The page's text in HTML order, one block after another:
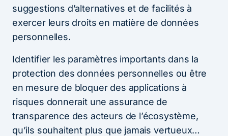
suggestions d’alternatives et de facilités à
exercer leurs droits en matière de données
personnelles.
Identifier les paramètres importants dans la
protection des données personnelles ou être
en mesure de bloquer des applications à
risques donnerait une assurance de
transparence des acteurs de l’écosystème,
qu’ils souhaitent plus que jamais vertueux…